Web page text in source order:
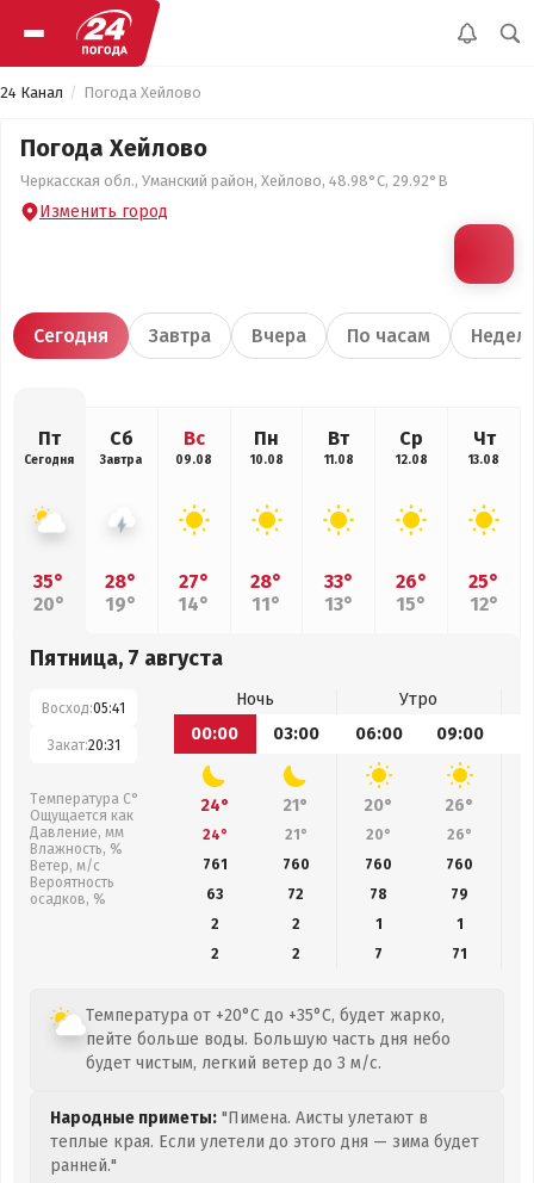
24 Канал Погода Хейлово
Погода Хейлово
Черкасская обл., Уманский район, Хейлово, 48.98°С, 29.92°В
Изменить город
Сегодня Завтра Вчера По часам
Пт
Сегодня
35°
20°
Сб
Завтра
28°
19°
Вс
09.08
27°
14°
Пн
10.08
28°
11°
Вт
11.08
33°
13°
Ср
12.08
26°
15°
Чт
13.08
25°
12°
Пятница, 7 августа
Восход:05:41
Закат:20:31
Температура С°
Ощущается как
Давление, мм
Влажность, %
Ветер, м/с
Вероятность
осадков, %
Ночь
Утро
00:00
03:00 06:00 09:00
24° 21° 20° 26°
24° 21° 20° 26°
761
760 760 760
63
72 78
79
2
2 1
1
2
2 7 71
Температура от +20°C до +35°C, будет жарко,
пейте больше воды. Большую часть дня небо
будет чистым, легкий ветер до 3 м/с.
Народные приметы: "Пимена. Аисты улетают в
теплые края. Если улетели до этого дня — зима будет
ранней."